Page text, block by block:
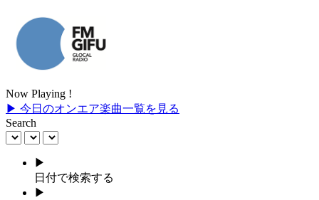
Now Playing !
▶ 今日のオンエア楽曲一覧を見る
Search
▶
日付で検索する
▶